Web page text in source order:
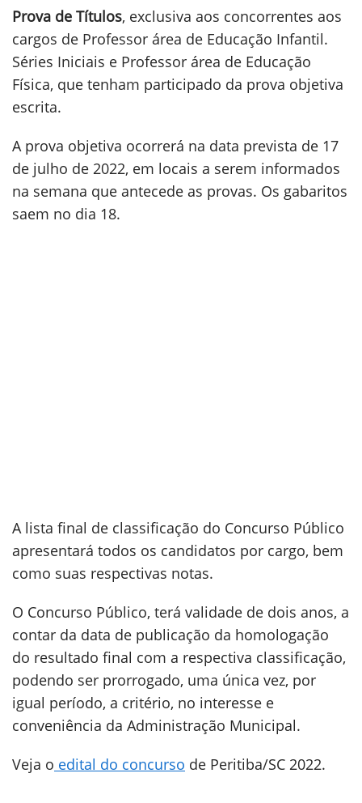
Prova de Títulos, exclusiva aos concorrentes aos
cargos de Professor área de Educação Infantil.
Séries Iniciais e Professor área de Educação
Física, que tenham participado da prova objetiva
escrita.
A prova objetiva ocorrerá na data prevista de 17
de julho de 2022, em locais a serem informados
na semana que antecede as provas. Os gabaritos
saem no dia 18.
A lista final de classificação do Concurso Público
apresentará todos os candidatos por cargo, bem
como suas respectivas notas.
O Concurso Público, terá validade de dois anos, a
contar da data de publicação da homologação
do resultado final com a respectiva classificação,
podendo ser prorrogado, uma única vez, por
igual período, a critério, no interesse e
conveniência da Administração Municipal.
Veja o edital do concurso de Peritiba/SC 2022.